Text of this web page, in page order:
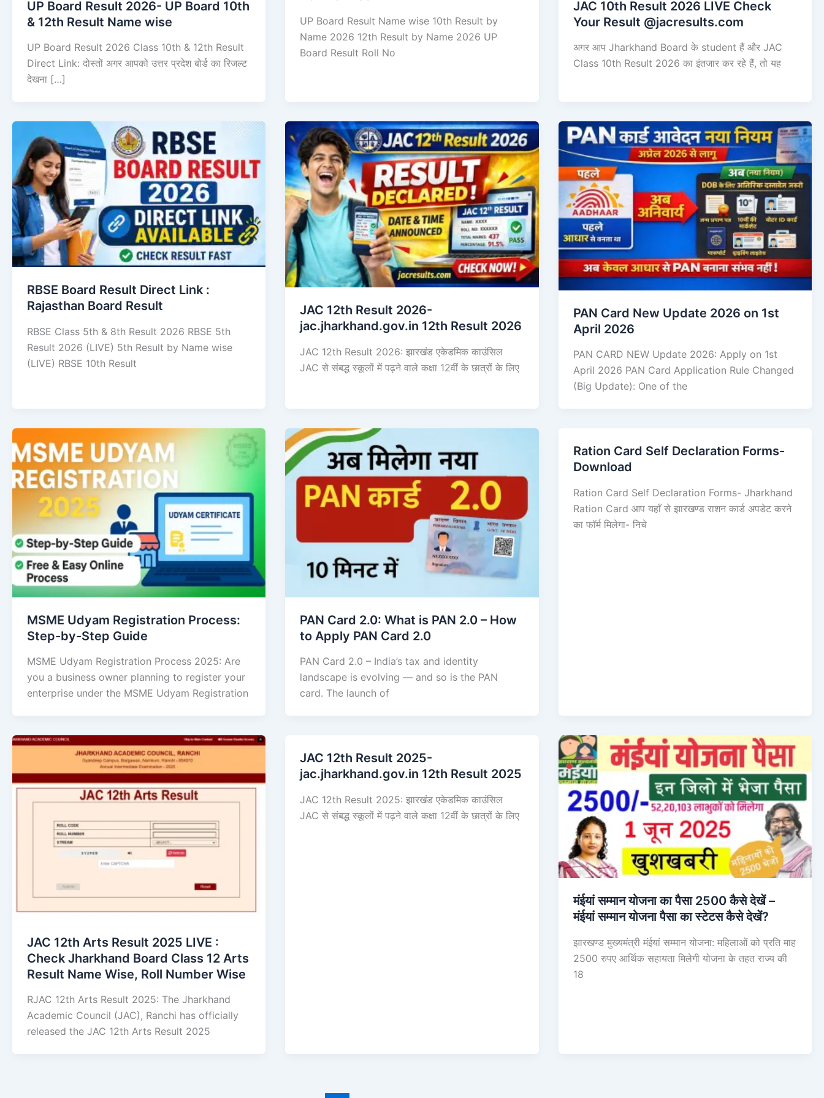
UP Board Result 2026- UP Board 10th
& 12th Result Name wise
UP Board Result 2026 Class 10th & 12th Result
Direct Link: दोस्तों अगर आपको उत्तर प्रदेश बोर्ड का रिजल्ट
देखना […]
UP Board Result Name wise 10th Result by
Name 2026 12th Result by Name 2026 UP
Board Result Roll No
JAC 10th Result 2026 LIVE Check
Your Result @jacresults.com
अगर आप Jharkhand Board के student हैं और JAC
Class 10th Result 2026 का इंतजार कर रहे हैं, तो यह
RBSE Board Result Direct Link : ​
Rajasthan Board Result
RBSE Class 5th & 8th Result 2026 RBSE 5th
Result 2026 (LIVE) 5th Result by Name wise
(LIVE) RBSE 10th Result
JAC 12th Result 2026-
jac.jharkhand.gov.in 12th Result 2026
JAC 12th Result 2026: झारखंड एकेडमिक काउंसिल
JAC से संबद्ध स्कूलों में पढ़ने वाले कक्षा 12वीं के छात्रों के लिए
PAN Card New Update 2026 on 1st
April 2026
PAN CARD NEW Update 2026: Apply on 1st
April 2026 PAN Card Application Rule Changed
(Big Update): One of the
MSME Udyam Registration Process:
Step-by-Step Guide
MSME Udyam Registration Process 2025: Are
you a business owner planning to register your
enterprise under the MSME Udyam Registration
PAN Card 2.0: What is PAN 2.0 – How
to Apply PAN Card 2.0
PAN Card 2.0 – India’s tax and identity
landscape is evolving — and so is the PAN
card. The launch of
Ration Card Self Declaration Forms-
Download
Ration Card Self Declaration Forms- Jharkhand
Ration Card आप यहाँ से झारखण्ड राशन कार्ड अपडेट करने
का फॉर्म मिलेगा- निचे
JAC 12th Arts Result 2025 LIVE :
Check Jharkhand Board Class 12 Arts
Result Name Wise, Roll Number Wise
RJAC 12th Arts Result 2025: The Jharkhand
Academic Council (JAC), Ranchi has officially
released the JAC 12th Arts Result 2025
JAC 12th Result 2025-
jac.jharkhand.gov.in 12th Result 2025
JAC 12th Result 2025: झारखंड एकेडमिक काउंसिल
JAC से संबद्ध स्कूलों में पढ़ने वाले कक्षा 12वीं के छात्रों के लिए
मंईयां सम्मान योजना का पैसा 2500 कैसे देखें –
मंईयां सम्मान योजना पैसा का स्टेटस कैसे देखें?
झारखण्ड मुख्यमंत्री मंईयां सम्मान योजना: महिलाओं को प्रति माह
2500 रुपए आर्थिक सहायता मिलेगी योजना के तहत राज्य की
18